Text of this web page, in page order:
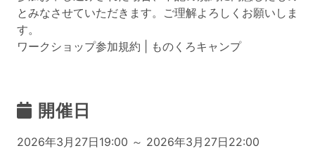
とみなさせていただきます。ご理解よろしくお願いしま
す。
ワークショップ参加規約 | ものくろキャンプ
開催日
2026年3月27日19:00 ～ 2026年3月27日22:00